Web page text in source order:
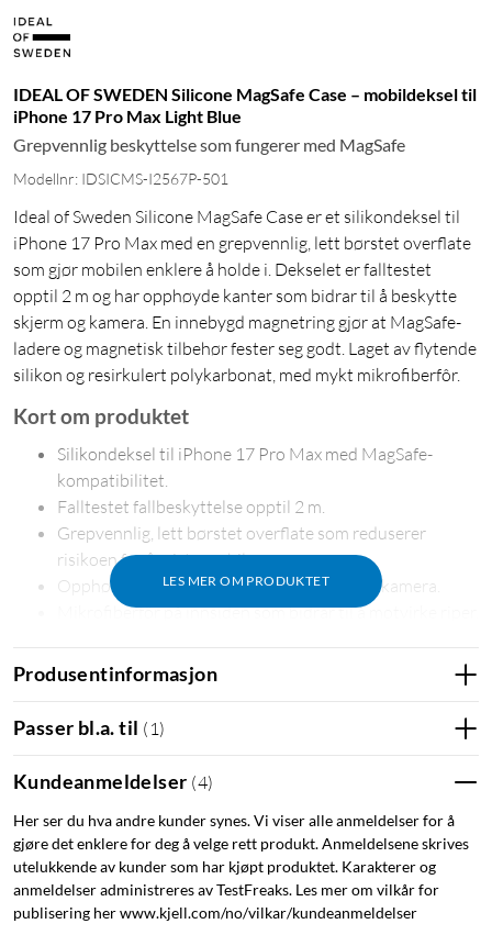
IDEAL OF SWEDEN Silicone MagSafe Case – mobildeksel til
iPhone 17 Pro Max Light Blue
Grepvennlig beskyttelse som fungerer med MagSafe
Modellnr: IDSICMS-I2567P-501
Ideal of Sweden Silicone MagSafe Case er et silikondeksel til
iPhone 17 Pro Max med en grepvennlig, lett børstet overflate
som gjør mobilen enklere å holde i. Dekselet er falltestet
opptil 2 m og har opphøyde kanter som bidrar til å beskytte
skjerm og kamera. En innebygd magnetring gjør at MagSafe-
ladere og magnetisk tilbehør fester seg godt. Laget av flytende
silikon og resirkulert polykarbonat, med mykt mikrofiberfôr.
LES MER OM PRODUKTET
Kort om produktet
Silikondeksel til iPhone 17 Pro Max med MagSafe-
kompatibilitet.
Falltestet fallbeskyttelse opptil 2 m.
Grepvennlig, lett børstet overflate som reduserer
risikoen for å miste mobilen.
Opphøyde kanter som beskytter skjerm og kamera.
Mikrofiberfôr på innsiden som bidrar til å motvirke riper.
rundt skjerm og kamera gir ekstra beskyttelse når telefonen
med mikrofiber som bidrar til å beskytte telefonens bakside
Fungerer med MagSafe
Den innebygde magnetringen er tilpasset Apples MagSafe-
system, slik at MagSafe-ladere og magnetisk tilbehør fester
Produsentinformasjon
Passer bl.a. til ( 1)
Kundeanmeldelser (4)
Her ser du hva andre kunder synes. Vi viser alle anmeldelser for å
gjøre det enklere for deg å velge rett produkt. Anmeldelsene skrives
utelukkende av kunder som har kjøpt produktet. Karakterer og
anmeldelser administreres av TestFreaks. Les mer om vilkår for
publisering her www.kjell.com/no/vilkar/kundeanmeldelser